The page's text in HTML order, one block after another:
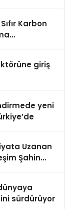
Karbon
giriş
yeni
Uzanan
Şahin
sürdürüyor